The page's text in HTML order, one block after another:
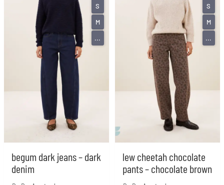
begum dark jeans – dark
denim
S
M
...
lew cheetah chocolate
pants – chocolate brown
S
M
...